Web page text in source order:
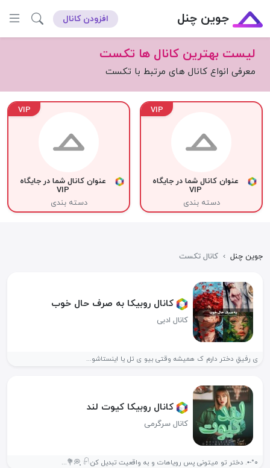
جوین چنل افزودن کانال
لیست بهترین کانال ها تکست
معرفی انواع کانال های مرتبط با تکست
VIP
عنوان کانال شما در جایگاه
VIP
دسته بندی
VIP
عنوان کانال شما در جایگاه
VIP
دسته بندی
جوین چنل › کانال تکست
کانال روبیکا به صرف حال خوب
کانال ادبی
ی رفیقِ دختر دارم ک همیشه وقتی بیو ی تل یا اینستاشو...
کانال روبیکا کیوت لند
کانال سرگرمی
°۰-•. دختر تو میتونی پس رویاهات و به واقعیت تبدیل کن𓍯 ִֶָ💭💐...